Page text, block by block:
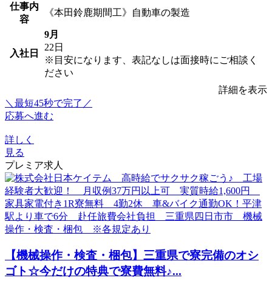
仕事内
容
《本田鈴鹿期間工》自動車の製造
入社日
9月
22日
※目安になります、表記なしは面接時にご相談く
ださい
詳細を表示
＼最短45秒で完了／
応募へ進む
詳しく
見る
プレミア求人
【機械操作・検査・梱包】三重県で寮完備のオシ
ゴト☆今だけの特典で寮費無料♪...